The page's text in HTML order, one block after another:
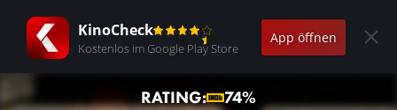
KinoCheck
Kostenlos im Google Play Store
App öffnen
RATING: 74%